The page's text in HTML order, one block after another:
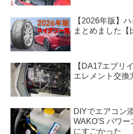
【2026年版】
まとめました【
【DA17エブリ
エレメント交換
DIYでエアコン
WAKO'S パワ
にすごかった